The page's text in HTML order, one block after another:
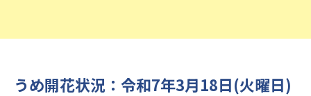
うめ開花状況：令和7年3月18日(火曜日)